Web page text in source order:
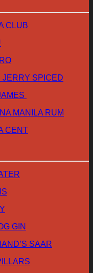
CLUB
JERRY SPICED
MANILA RUM
CENT
GIN
SAAR